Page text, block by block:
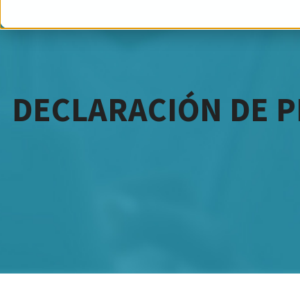
DECLARACIÓN DE